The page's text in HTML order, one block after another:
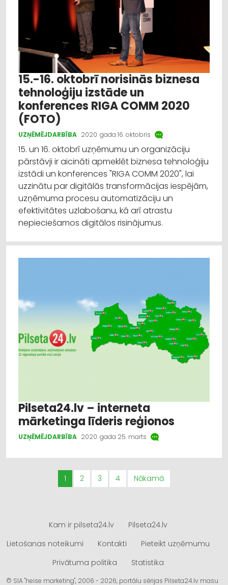
15.-16. oktobrī norisinās biznesa
tehnoloģiju izstāde un
konferences RIGA COMM 2020
(FOTO)
UZŅĒMĒJDARBĪBA 2020. gada 16. oktobris
15. un 16. oktobrī uzņēmumu un organizāciju
pārstāvji ir aicināti apmeklēt biznesa tehnoloģiju
izstādi un konferences "RIGA COMM 2020", lai
uzzinātu par digitālās transformācijas iespējām,
uzņēmuma procesu automatizāciju un
efektivitātes uzlabošanu, kā arī atrastu
nepieciešamos digitālos risinājumus.
Pilseta24.lv – interneta
mārketinga līderis reģionos
UZŅĒMĒJDARBĪBA 2020. gada 25. marts
1 2 3 4 Nākamā
Kam ir pilseta24.lv
Pilseta24.lv
Lietošanas noteikumi
Kontakti
Pieteikt uzņēmumu
Privātuma politika
Statistika
© SIA "heise marketing", 2006 - 2026, portālu sērijas Pilseta24.lv masu